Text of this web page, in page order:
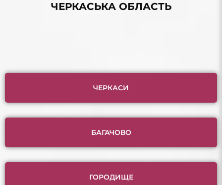
ЧЕРКАСЬКА ОБЛАСТЬ
ЧЕРКАСИ
БАГАЧОВО
ГОРОДИЩЕ